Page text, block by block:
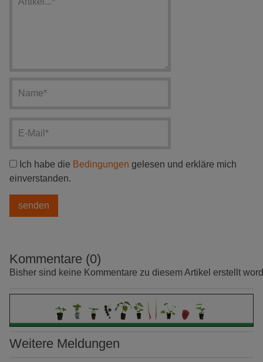
Ich habe die Bedingungen gelesen und erkläre mich
einverstanden.
Kommentare (0)
Bisher sind keine Kommentare zu diesem Artikel erstellt
Weitere Meldungen